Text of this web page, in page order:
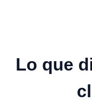
Lo que